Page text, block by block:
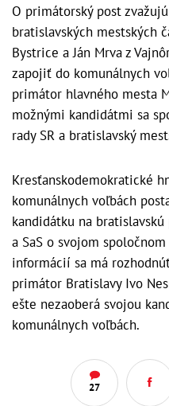
O primátorský post
bratislavských mestských
Bystrice a Ján Mrva z
zapojiť do komunálnych
primátor hlavného mesta
možnými kandidátmi sa
rady SR a bratislavský
Kresťanskodemokratické
komunálnych voľbách
kandidátku na
a SaS o svojom
informácií sa má
primátor Bratislavy Ivo
ešte nezaoberá svojou
komunálnych voľbách.
27